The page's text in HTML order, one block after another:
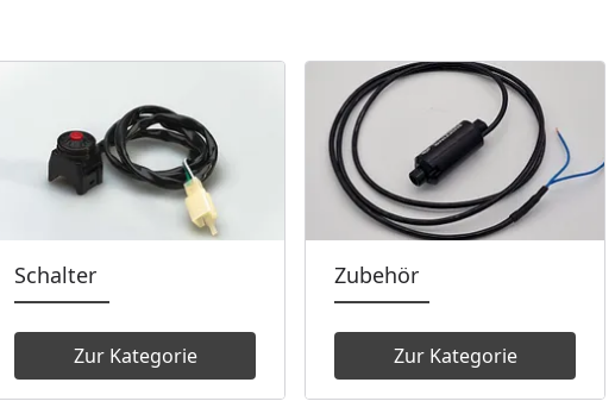
Schalter
Zur Kategorie
Zubehör
Zur Kategorie